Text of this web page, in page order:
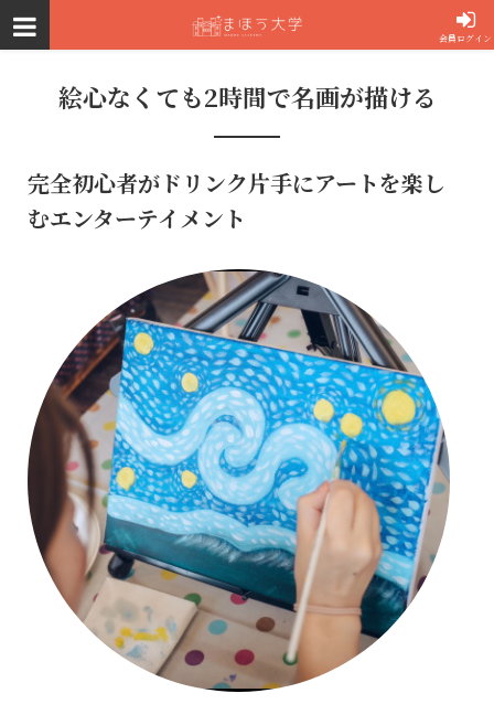
会員ログイン
絵心なくても2時間で名画が描ける
完全初心者がドリンク片手にアートを楽し
むエンターテイメント